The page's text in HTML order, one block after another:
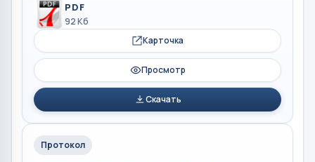
PDF
92 Кб
Карточка
Просмотр
Скачать
Протокол